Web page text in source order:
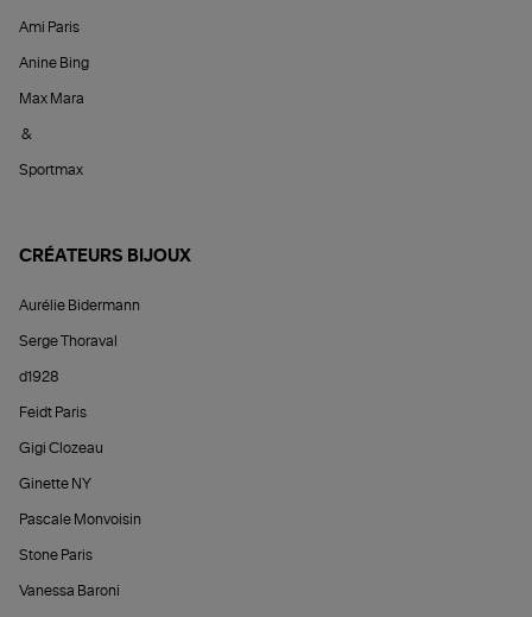
Ami Paris
Anine Bing
Max Mara
&
Sportmax
CRÉATEURS BIJOUX
Aurélie Bidermann
Serge Thoraval
d1928
Feidt Paris
Gigi Clozeau
Ginette NY
Pascale Monvoisin
Stone Paris
Vanessa Baroni